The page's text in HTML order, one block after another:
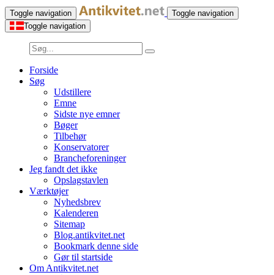
Toggle navigation
Toggle navigation
Toggle navigation
Forside
Søg
Udstillere
Emne
Sidste nye emner
Bøger
Tilbehør
Konservatorer
Brancheforeninger
Jeg fandt det ikke
Opslagstavlen
Værktøjer
Nyhedsbrev
Kalenderen
Sitemap
Blog.antikvitet.net
Bookmark denne side
Gør til startside
Om Antikvitet.net